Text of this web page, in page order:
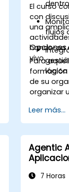
flujos
lógica
El curso
con
una
hands-on
vivo.
Para
formación
de su
organizar
Leer más...
Agentic
7 Horas